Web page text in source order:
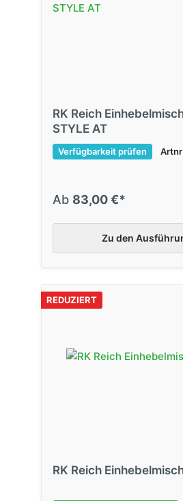
RK Reich
STYLE AT
Verfügbarkeit prüfen
Ab 83,00 €*
Zu den
REDUZIERT
RK Reich